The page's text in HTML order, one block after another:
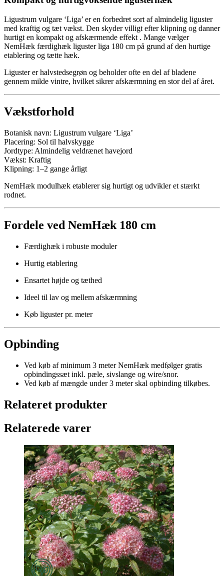
Ligustrum vulgare ‘Liga’ er en forbedret sort af almindelig liguster
med kraftig og tæt vækst. Den skyder villigt efter klipning og danner
hurtigt en kompakt og afskærmende effekt . Mange vælger
NemHæk færdighæk liguster liga 180 cm på grund af den hurtige
etablering og tætte hæk.
Liguster er halvstedsegrøn og beholder ofte en del af bladene
gennem milde vintre, hvilket sikrer afskærmning en stor del af året.
Vækstforhold
Botanisk navn: Ligustrum vulgare ‘Liga’
Placering: Sol til halvskygge
Jordtype: Almindelig veldrænet havejord
Vækst: Kraftig
Klipning: 1–2 gange årligt
NemHæk modulhæk etablerer sig hurtigt og udvikler et stærkt
rodnet.
Fordele ved NemHæk 180 cm
Færdighæk i robuste moduler
Hurtig etablering
Ensartet højde og tæthed
Ideel til lav og mellem afskærmning
Køb liguster pr. meter
Opbinding
Ved køb af minimum 3 meter NemHæk medfølger gratis
opbindingssæt inkl. pæle, sivslange og wire/snor.
Ved køb af mængde under 3 meter skal opbinding tilkøbes.
Relateret produkter
Relaterede varer